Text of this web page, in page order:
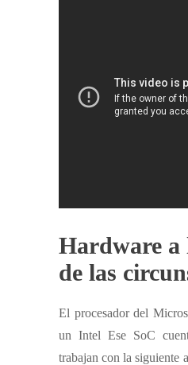
Hardware a
de las
El procesador del
un Intel Ese SoC
trabajan con la siguiente